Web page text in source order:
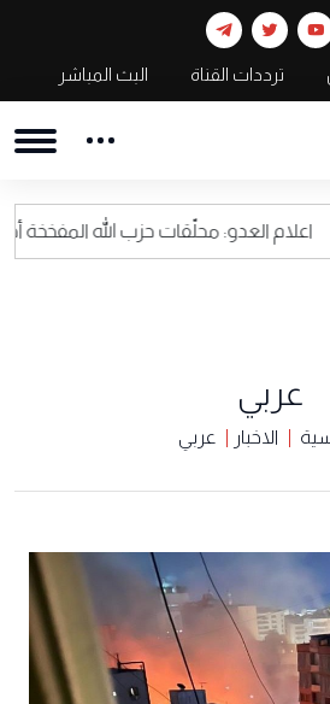
ترددات القناة البث المباشر
محلّقات حزب الله المفخخة أصبحت كابوسا
عربي
الاخبار عربي